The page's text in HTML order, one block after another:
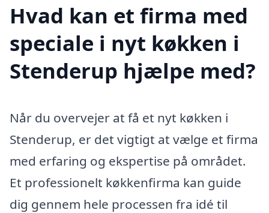
Hvad kan et firma med
speciale i nyt køkken i
Stenderup hjælpe med?
Når du overvejer at få et nyt køkken i
Stenderup, er det vigtigt at vælge et firma
med erfaring og ekspertise på området.
Et professionelt køkkenfirma kan guide
dig gennem hele processen fra idé til